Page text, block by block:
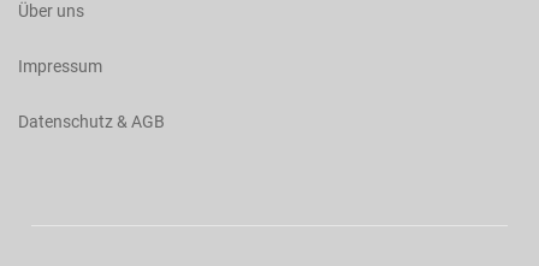
Über uns
Impressum
Datenschutz & AGB